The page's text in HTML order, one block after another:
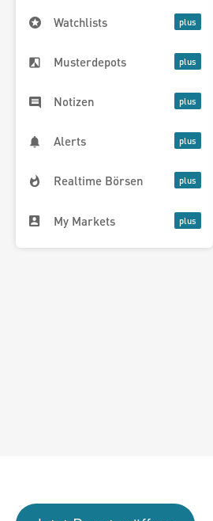
Watchlists
Musterdepots
Notizen
Alerts
Realtime Börsen
My Markets